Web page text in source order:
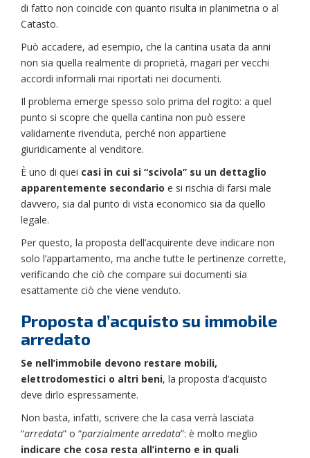
di fatto non coincide con quanto risulta in planimetria o al
Catasto.
Può accadere, ad esempio, che la cantina usata da anni
non sia quella realmente di proprietà, magari per vecchi
accordi informali mai riportati nei documenti.
Il problema emerge spesso solo prima del rogito: a quel
punto si scopre che quella cantina non può essere
validamente rivenduta, perché non appartiene
giuridicamente al venditore.
È uno di quei casi in cui si “scivola” su un dettaglio
apparentemente secondario e si rischia di farsi male
davvero, sia dal punto di vista economico sia da quello
legale.
Per questo, la proposta dell’acquirente deve indicare non
solo l’appartamento, ma anche tutte le pertinenze corrette,
verificando che ciò che compare sui documenti sia
esattamente ciò che viene venduto.
Proposta d’acquisto su immobile
arredato
Se nell’immobile devono restare mobili,
elettrodomestici o altri beni, la proposta d’acquisto
deve dirlo espressamente.
Non basta, infatti, scrivere che la casa verrà lasciata
“arredata” o “parzialmente arredata”: è molto meglio
indicare che cosa resta all’interno e in quali